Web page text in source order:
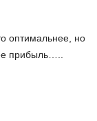
оптимальнее, но
прибыль…..